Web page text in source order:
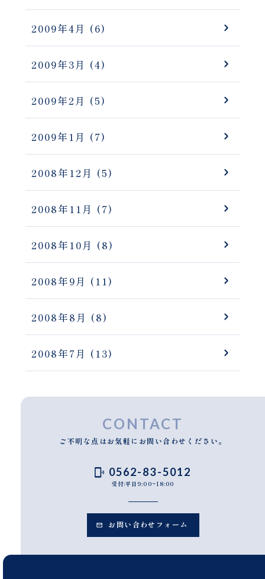
2009年4月 (6)
2009年3月 (4)
2009年2月 (5)
2009年1月 (7)
2008年12月 (5)
2008年11月 (7)
2008年10月 (8)
2008年9月 (11)
2008年8月 (8)
2008年7月 (13)
CONTACT
ご不明な点はお気軽にお問い合わせください。
0562-83-5012
受付:平日9:00~18:00
お問い合わせフォーム